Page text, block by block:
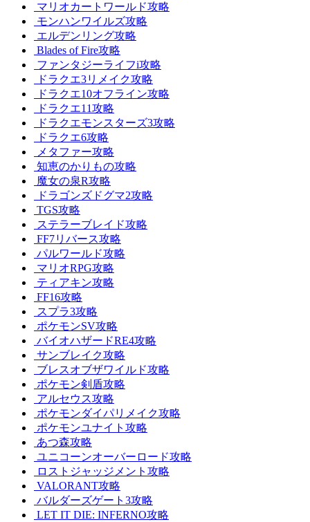
マリオカートワールド攻略
モンハンワイルズ攻略
エルデンリング攻略
Blades of Fire攻略
ファンタジーライフi攻略
ドラクエ3リメイク攻略
ドラクエ10オフライン攻略
ドラクエ11攻略
ドラクエモンスターズ3攻略
ドラクエ6攻略
メタファー攻略
知恵のかりもの攻略
魔女の泉R攻略
ドラゴンズドグマ2攻略
TGS攻略
ステラーブレイド攻略
FF7リバース攻略
パルワールド攻略
マリオRPG攻略
ティアキン攻略
FF16攻略
スプラ3攻略
ポケモンSV攻略
バイオハザードRE4攻略
サンブレイク攻略
ブレスオブザワイルド攻略
ポケモン剣盾攻略
アルセウス攻略
ポケモンダイパリメイク攻略
ポケモンユナイト攻略
あつ森攻略
ユニコーンオーバーロード攻略
ロストジャッジメント攻略
VALORANT攻略
バルダーズゲート3攻略
LET IT DIE: INFERNO攻略